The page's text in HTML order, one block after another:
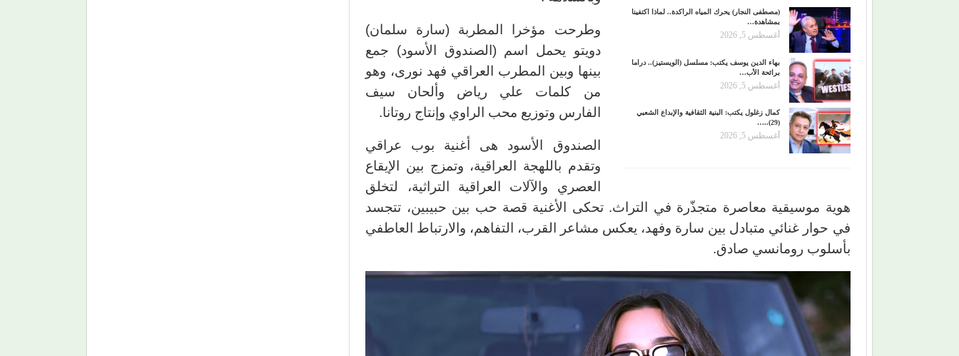
(مصطفى النجار) يحرك المياه الراكدة.. لماذا اكتفينا
بمشاهدة…
أغسطس 5, 2026
بهاء الدين يوسف يكتب: مسلسل (الويستيز).. دراما
برائحة الأب…
أغسطس 5, 2026
كمال زغلول يكتب: البنية الثقافية والإبداع الشعبي
(29)..…
أغسطس 5, 2026
وطرحت مؤخرا المطربة (سارة سلمان)
دويتو يحمل اسم (الصندوق الأسود) جمع
بينها وبين المطرب العراقي فهد نورى، وهو
من كلمات علي رياض وألحان سيف
الفارس وتوزيع محب الراوي وإنتاج روتانا.
الصندوق الأسود هى أغنية بوب عراقي
وتقدم باللهجة العراقية، وتمزج بين الإيقاع
العصري والآلات العراقية التراثية، لتخلق
هوية موسيقية معاصرة متجذّرة في التراث. تحكى الأغنية قصة حب بين حبيبين، تتجسد
في حوار غنائي متبادل بين سارة وفهد، يعكس مشاعر القرب، التفاهم، والارتباط العاطفي
بأسلوب رومانسي صادق.